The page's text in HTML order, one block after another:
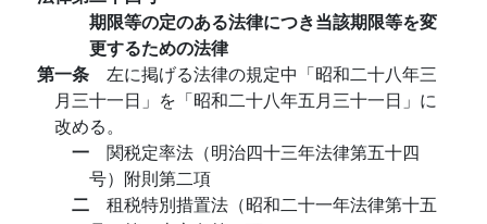
期限等の定のある法律につき当該期限等を変
更するための法律
第一条 左に掲げる法律の規定中「昭和二十八年三
月三十一日」を「昭和二十八年五月三十一日」に
改める。
一 関税定率法（明治四十三年法律第五十四
号）附則第二項
二 租税特別措置法（昭和二十一年法律第十五